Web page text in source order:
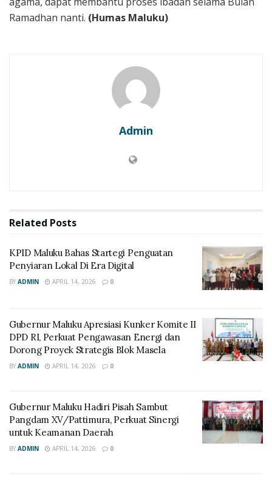
Ramadhan nanti. (Humas Maluku)
Admin
Related Posts
KPID Maluku Bahas Startegi Penguatan
Penyiaran Lokal Di Era Digital
BY ADMIN APRIL 14, 2026 0
Gubernur Maluku Apresiasi Kunker Komite II
DPD RI, Perkuat Pengawasan Energi dan
Dorong Proyek Strategis Blok Masela
BY ADMIN APRIL 14, 2026 0
Gubernur Maluku Hadiri Pisah Sambut
Pangdam XV/Pattimura, Perkuat Sinergi
untuk Keamanan Daerah
BY ADMIN APRIL 14, 2026 0